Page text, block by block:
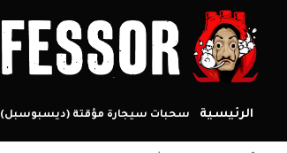
الرئيسية سحبات سيجارة مؤقتة (ديسبوسبل)